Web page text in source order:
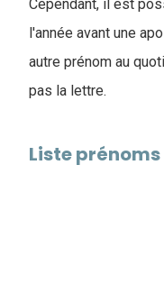
Cependant, il est
l'année avant une
autre prénom au
pas la lettre.
Liste prénoms